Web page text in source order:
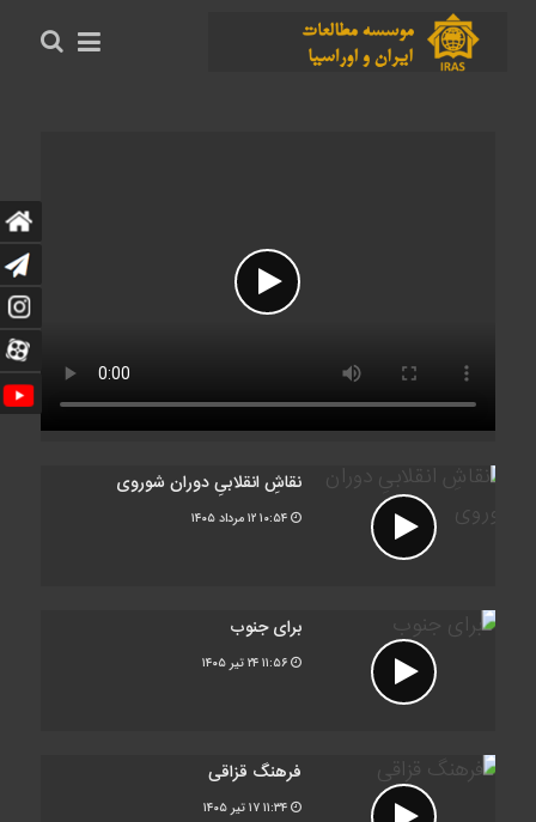
نقاشِ انقلابیِ دوران شوروی
۱۲ مرداد ۱۴۰۵
برای جنوب
۲۴ تیر ۱۴۰۵
فرهنگ قزاقی
۱۷ تیر ۱۴۰۵